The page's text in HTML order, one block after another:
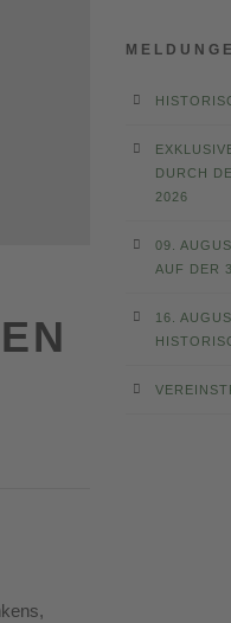
DURCH
2026
09.
AUF DER
16.